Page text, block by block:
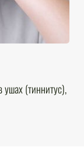
ушах (тиннитус),